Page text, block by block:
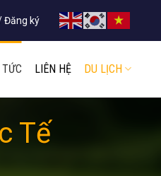
Đăng ký
LIÊN HỆ DU LỊCH
Tế